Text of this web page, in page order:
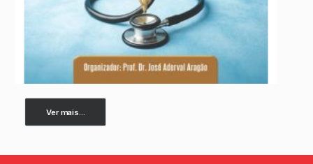
Ver mais...